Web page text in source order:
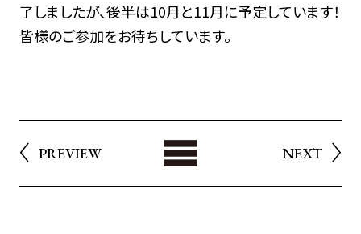
了しましたが、後半は10月と11月に予定しています！
皆様のご参加をお待ちしています。
PREVIEW List
NEXT